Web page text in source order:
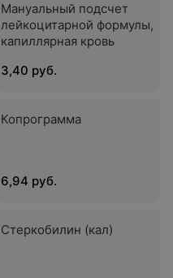
Мануальный подсчет
лейкоцитарной формулы,
капиллярная кровь
3,40 руб.
Копрограмма
6,94 руб.
Стеркобилин (кал)